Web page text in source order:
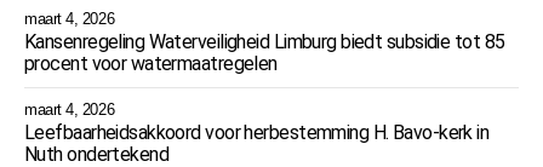
maart 4, 2026
Kansenregeling Waterveiligheid Limburg biedt subsidie tot 85
procent voor watermaatregelen
maart 4, 2026
Leefbaarheidsakkoord voor herbestemming H. Bavo-kerk in
Nuth ondertekend